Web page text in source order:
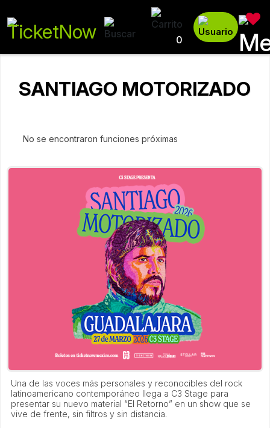
0
SANTIAGO MOTORIZADO
No se encontraron funciones próximas
Una de las voces más personales y reconocibles del rock
latinoamericano contemporáneo llega a C3 Stage para
presentar su nuevo material “El Retorno” en un show que se
vive de frente, sin filtros y sin distancia.